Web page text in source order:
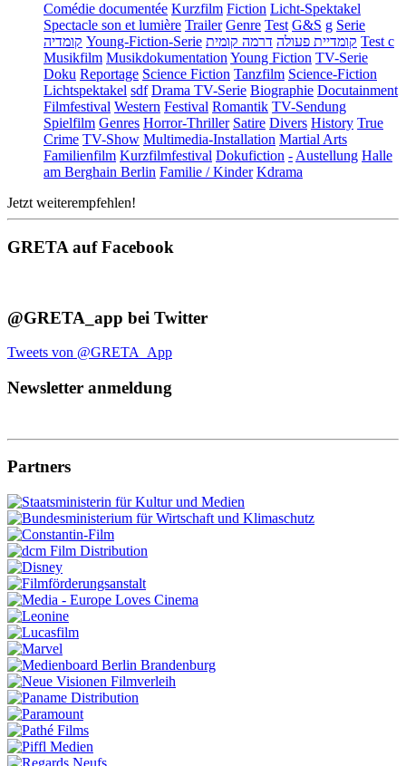
Comédie documentée Kurzfilm Fiction Licht-Spektakel
Spectacle son et lumière Trailer Genre Test G&S g Serie
קומדיה Young-Fiction-Serie קומדיית פעולה דרמה קומית
Test c
Musikfilm MusikdokumentationYoung Fiction TV-Serie
Doku Reportage Science Fiction Tanzfilm Science-Fiction
Lichtspektakel sdf Drama TV-Serie Biographie Docutainment
Filmfestival Western Festival Romantik TV-Sendung
Spielfilm Genres Horror-Thriller Satire Divers History True
Crime TV-Show Multimedia-Installation Martial Arts
Familienfilm Kurzfilmfestival Dokufiction -Austellung Halle
am Berghain Berlin Familie / Kinder Kdrama
Jetzt weiterempfehlen!
GRETA auf Facebook
@GRETA_app bei Twitter
Tweets von @GRETA_App
Newsletter anmeldung
Partners